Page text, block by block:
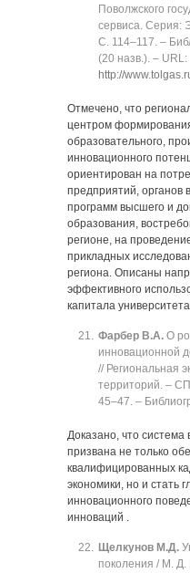
Поволжского
сервиса. Серия:
C. 114‒117. ‒
(20 назв.). ‒ URL:
http://
Отмечено, что
центром
образовательного,
инновационного
ориентирован на
предприятий, органов
программ высшего и
образования,
регионе, на
прикладных
региона. Описаны
эффективного
капитала
Фарбер В.А. О
инновационной
// Региональная
территорий. ‒
45‒47. ‒
Доказано, что
призвана не только
квалифицированных
экономики, но и стать
инновационного
инноваций .
Щелкунов М.Д.
поколения / М. Д.